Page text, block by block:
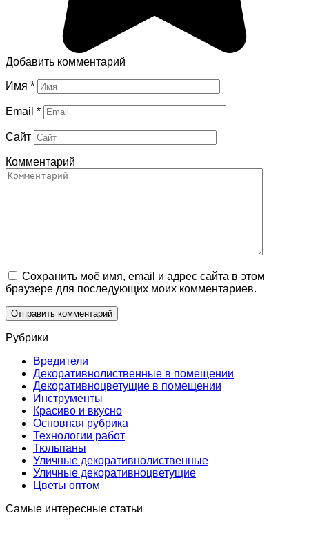
Добавить комментарий
Имя *
Email *
Сайт
Комментарий
Сохранить моё имя, email и адрес сайта в этом
браузере для последующих моих комментариев.
Рубрики
Вредители
Декоративнолиственные в помещении
Декоративноцветущие в помещении
Инструменты
Краcиво и вкусно
Основная рубрика
Технологии работ
Тюльпаны
Уличные декоративнолиственные
Уличные декоративноцветущие
Цветы оптом
Самые интересные статьи